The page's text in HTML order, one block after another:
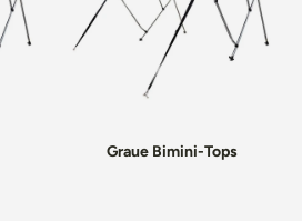
Graue Bimini-Tops